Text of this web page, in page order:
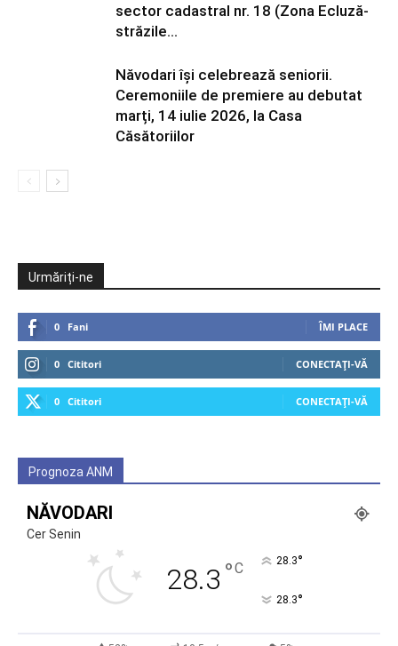
sector cadastral nr. 18 (Zona Ecluză-
străzile...
Năvodari își celebrează seniorii.
Ceremoniile de premiere au debutat
marți, 14 iulie 2026, la Casa
Căsătoriilor
Urmăriți-ne
0 Fani ÎMI PLACE
0 Cititori CONECTAȚI-VĂ
0 Cititori CONECTAȚI-VĂ
Prognoza ANM
NĂVODARI
Cer Senin
28.3 °C 28.3°
28.3°